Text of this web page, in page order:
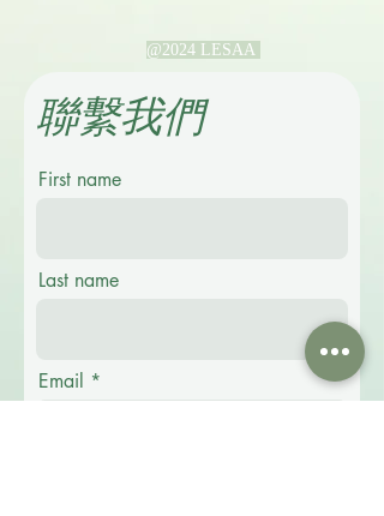
@2024 LESAA
​聯繫我們
First name
Last name
Email